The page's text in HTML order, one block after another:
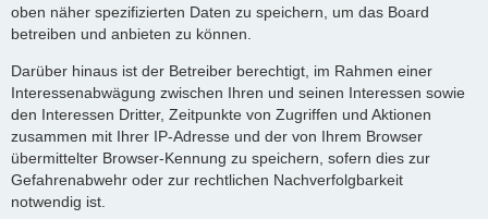
oben näher spezifizierten Daten zu speichern, um das Board
betreiben und anbieten zu können.
Darüber hinaus ist der Betreiber berechtigt, im Rahmen einer
Interessenabwägung zwischen Ihren und seinen Interessen sowie
den Interessen Dritter, Zeitpunkte von Zugriffen und Aktionen
zusammen mit Ihrer IP-Adresse und der von Ihrem Browser
übermittelter Browser-Kennung zu speichern, sofern dies zur
Gefahrenabwehr oder zur rechtlichen Nachverfolgbarkeit
notwendig ist.